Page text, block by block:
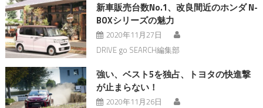
新車販売台数No.1、改良間近のホンダ N-
BOXシリーズの魅力
2020年11月27日
DRIVE go SEARCH編集部
強い、ベスト5を独占、トヨタの快進撃
が止まらない！
2020年11月26日